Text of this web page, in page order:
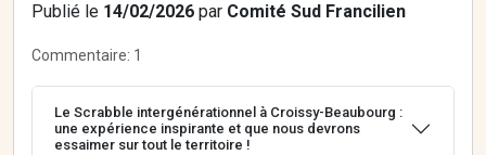
Publié le 14/02/2026 par Comité Sud Francilien
Commentaire: 1
Le Scrabble intergénérationnel à Croissy-Beaubourg :
une expérience inspirante et que nous devrons
essaimer sur tout le territoire !